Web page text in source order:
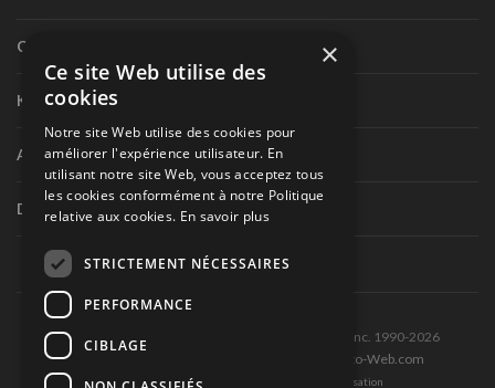
Circuit routier canadien
Karting
Autres séries nationales
Divers
Tous droits réservés © Les Éditions Pole-Position inc. 1990-2026
Ce site est produit et hébergé par Montréal-Photo-Web.com
Politique de confidentialité et Conditions d’utilisation
×
Ce site Web utilise des
cookies
Notre site Web utilise des cookies pour
améliorer l'expérience utilisateur. En
utilisant notre site Web, vous acceptez tous
les cookies conformément à notre Politique
relative aux cookies. En savoir plus
STRICTEMENT NÉCESSAIRES
PERFORMANCE
CIBLAGE